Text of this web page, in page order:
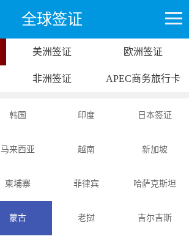
全球签证
美洲签证 欧洲签证
非洲签证 APEC商务旅行卡
韩国 印度 日本签证
马来西亚 越南 新加坡
柬埔寨 菲律宾 哈萨克斯坦
蒙古 老挝 吉尔吉斯